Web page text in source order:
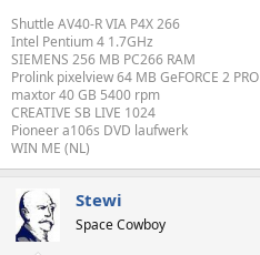
Shuttle AV40-R VIA P4X 266
Intel Pentium 4 1.7GHz
SIEMENS 256 MB PC266 RAM
Prolink pixelview 64 MB GeFORCE 2 PRO
maxtor 40 GB 5400 rpm
CREATIVE SB LIVE 1024
Pioneer a106s DVD laufwerk
WIN ME (NL)
Stewi
Space Cowboy